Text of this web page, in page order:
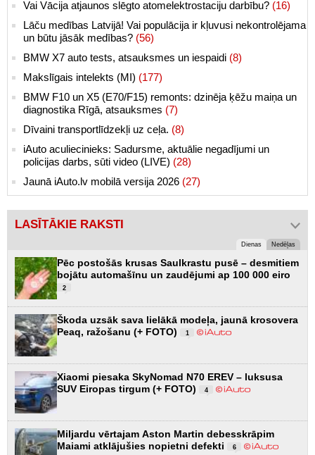
Vai Vācija atjaunos slēgto atomelektrostaciju darbību? (16)
Lāču medības Latvijā! Vai populācija ir kļuvusi nekontrolējama
un būtu jāsāk medības? (56)
BMW X7 auto tests, atsauksmes un iespaidi (8)
Makslīgais intelekts (MI) (177)
BMW F10 un X5 (E70/F15) remonts: dzinēja ķēžu maiņa un
diagnostika Rīgā, atsauksmes (7)
Dīvaini transportlīdzekļi uz ceļa. (8)
iAuto aculiecinieks: Sadursme, aktuālie negadījumi un
policijas darbs, sūti video (LIVE) (28)
Jaunā iAuto.lv mobilā versija 2026 (27)
LASĪTĀKIE RAKSTI
Dienas Nedēļas
Pēc postošās krusas Saulkrastu pusē – desmitiem
bojātu automašīnu un zaudējumi ap 100 000 eiro
2
Škoda uzsāk sava lielākā modeļa, jaunā krosovera
Peaq, ražošanu (+ FOTO)
1
Xiaomi piesaka SkyNomad N70 EREV – luksusa
SUV Eiropas tirgum (+ FOTO)
4
Miljardu vērtajam Aston Martin debesskrāpim
Maiami atklājušies nopietni defekti
6